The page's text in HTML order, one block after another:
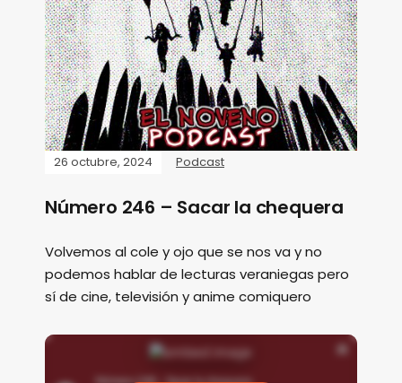
26 octubre, 2024 Podcast
Número 246 – Sacar la chequera
Volvemos al cole y ojo que se nos va y no
podemos hablar de lecturas veraniegas pero
sí de cine, televisión y anime comiquero